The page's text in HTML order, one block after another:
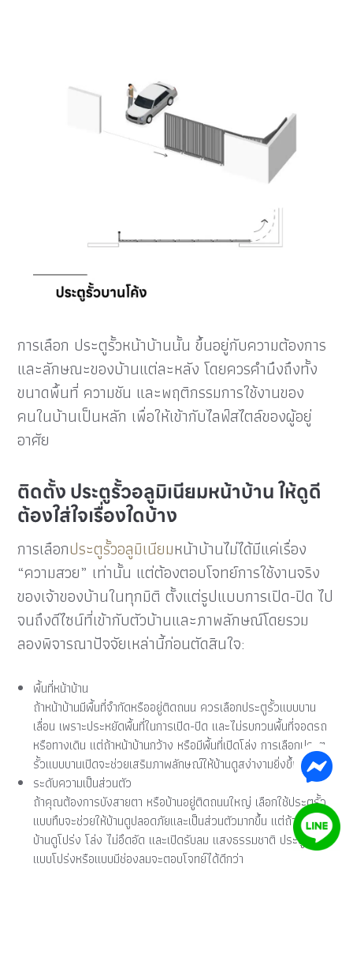
การเลือก ประตูรั้วหน้าบ้านนั้น ขึ้นอยู่กับความต้องการ
และลักษณะของบ้านแต่ละหลัง โดยควรคำนึงถึงทั้ง
ขนาดพื้นที่ ความชัน และพฤติกรรมการใช้งานของ
คนในบ้านเป็นหลัก เพื่อให้เข้ากับไลฟ์สไตล์ของผู้อยู่
อาศัย
ติดตั้ง ประตูรั้วอลูมิเนียมหน้าบ้าน ให้ดูดี
ต้องใส่ใจเรื่องใดบ้าง
การเลือกประตูรั้วอลูมิเนียมหน้าบ้านไม่ได้มีแค่เรื่อง
“ความสวย” เท่านั้น แต่ต้องตอบโจทย์การใช้งานจริง
ของเจ้าของบ้านในทุกมิติ ตั้งแต่รูปแบบการเปิด-ปิด ไป
จนถึงดีไซน์ที่เข้ากับตัวบ้านและภาพลักษณ์โดยรวม
ลองพิจารณาปัจจัยเหล่านี้ก่อนตัดสินใจ:
พื้นที่หน้าบ้าน
ถ้าหน้าบ้านมีพื้นที่จำกัดหรืออยู่ติดถนน ควรเลือกประตูรั้วแบบบาน
เลื่อน เพราะประหยัดพื้นที่ในการเปิด-ปิด และไม่รบกวนพื้นที่จอดรถ
หรือทางเดิน แต่ถ้าหน้าบ้านกว้าง หรือมีพื้นที่เปิดโล่ง การเลือกประตู
รั้วแบบบานเปิดจะช่วยเสริมภาพลักษณ์ให้บ้านดูสง่างามยิ่งขึ้น
ระดับความเป็นส่วนตัว
ถ้าคุณต้องการบังสายตา หรือบ้านอยู่ติดถนนใหญ่ เลือกใช้ประตูรั้ว
แบบทึบจะช่วยให้บ้านดูปลอดภัยและเป็นส่วนตัวมากขึ้น แต่ถ้าอยากให้
บ้านดูโปร่ง โล่ง ไม่อึดอัด และเปิดรับลม แสงธรรมชาติ ประตูรั้ว
แบบโปร่งหรือแบบมีช่องลมจะตอบโจทย์ได้ดีกว่า